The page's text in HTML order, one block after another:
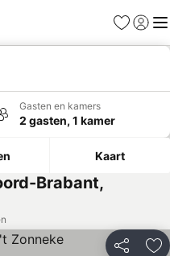
Favorieten
Gasten en kamers
2 gasten, 1 kamer
Kaart
Brabant,
Delen